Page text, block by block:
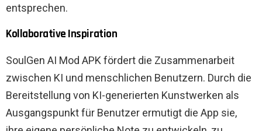
entsprechen.
Kollaborative Inspiration
SoulGen AI Mod APK fördert die Zusammenarbeit
zwischen KI und menschlichen Benutzern. Durch die
Bereitstellung von KI-generierten Kunstwerken als
Ausgangspunkt für Benutzer ermutigt die App sie,